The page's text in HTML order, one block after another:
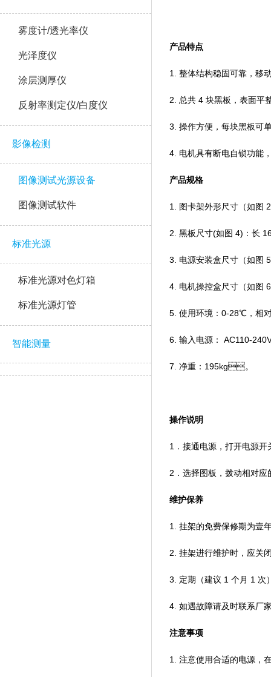
雾度计/透光率仪
光泽度仪
涂层测厚仪
反射率测定仪/白度仪
影像检测
图像测试光源设备
图像测试软件
标准光源
标准光源对色灯箱
标准光源灯管
智能测量
产品特点
1. 整体结构稳固可靠，移动
2. 总共 4 块黑板，表面平整
3. 操作方便，每块黑板可单
4. 电机具有断电自锁功能
产品规格
1. 图卡架外形尺寸（如图
2. 黑板尺寸(如图 4)：
3. 电源安装盒尺寸（如图
4. 电机操控盒尺寸（如图
5. 使用环境：0-28℃，
6. 输入电源： AC110-
7. 净重：195kg。
操作说明
1．接通电源，打开电源开
2．选择图板，拨动相对应
维护保养
1. 挂架的免费保修期为壹年
2. 挂架进行维护时，应关闭主
3. 定期（建议 1 个月 1 次）对
4. 如遇故障请及时联系厂家
注意事项
1. 注意使用合适的电源